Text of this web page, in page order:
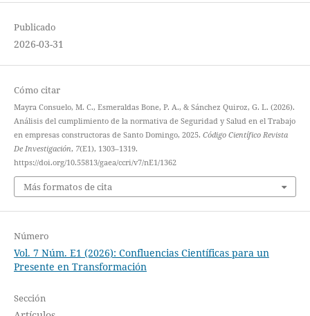
Publicado
2026-03-31
Cómo citar
Mayra Consuelo, M. C., Esmeraldas Bone, P. A., & Sánchez Quiroz, G. L. (2026).
Análisis del cumplimiento de la normativa de Seguridad y Salud en el Trabajo
en empresas constructoras de Santo Domingo, 2025. Código Científico Revista
De Investigación, 7(E1), 1303–1319.
https://doi.org/10.55813/gaea/ccri/v7/nE1/1362
Más formatos de cita
Número
Vol. 7 Núm. E1 (2026): Confluencias Científicas para un
Presente en Transformación
Sección